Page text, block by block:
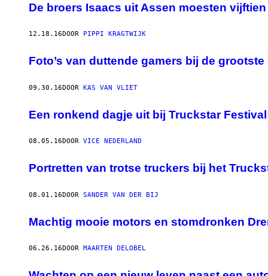
De broers Isaacs uit Assen moesten
12.18.16DOOR PIPPI KRAGTWIJK
Foto’s van duttende gamers bij de
09.30.16DOOR KAS VAN VLIET
Een ronkend dagje uit bij Truckstar
08.05.16DOOR VICE NEDERLAND
Portretten van trotse truckers bij het
08.01.16DOOR SANDER VAN DER BIJ
Machtig mooie motors en stomdronken
06.26.16DOOR MAARTEN DELOBEL